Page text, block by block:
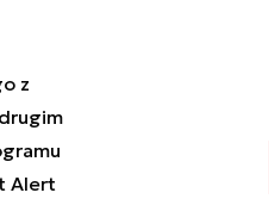
z
Alert